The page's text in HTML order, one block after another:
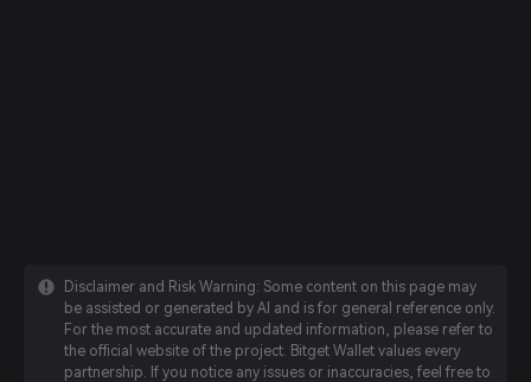
Disclaimer and Risk Warning: Some content on this page may
be assisted or generated by AI and is for general reference only.
For the most accurate and updated information, please refer to
the official website of the project. Bitget Wallet values every
partnership. If you notice any issues or inaccuracies, feel free to